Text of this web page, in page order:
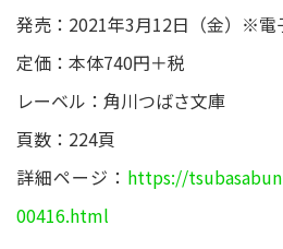
発売：2021年3月12日（金）※電
定価：本体740円＋税
レーベル：角川つばさ文庫
頁数：224頁
詳細ページ： https://
00416.html